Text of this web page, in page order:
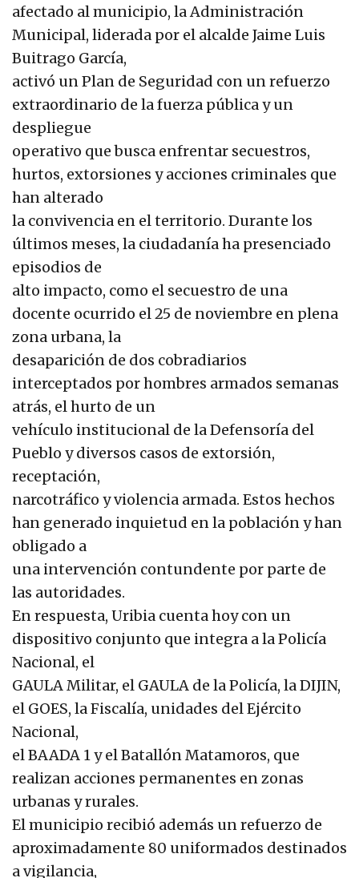
afectado al municipio, la Administración
Municipal, liderada por el alcalde Jaime Luis
Buitrago García,
activó un Plan de Seguridad con un refuerzo
extraordinario de la fuerza pública y un
despliegue
operativo que busca enfrentar secuestros,
hurtos, extorsiones y acciones criminales que
han alterado
la convivencia en el territorio. Durante los
últimos meses, la ciudadanía ha presenciado
episodios de
alto impacto, como el secuestro de una
docente ocurrido el 25 de noviembre en plena
zona urbana, la
desaparición de dos cobradiarios
interceptados por hombres armados semanas
atrás, el hurto de un
vehículo institucional de la Defensoría del
Pueblo y diversos casos de extorsión,
receptación,
narcotráfico y violencia armada. Estos hechos
han generado inquietud en la población y han
obligado a
una intervención contundente por parte de
las autoridades.
En respuesta, Uribia cuenta hoy con un
dispositivo conjunto que integra a la Policía
Nacional, el
GAULA Militar, el GAULA de la Policía, la DIJIN,
el GOES, la Fiscalía, unidades del Ejército
Nacional,
el BAADA 1 y el Batallón Matamoros, que
realizan acciones permanentes en zonas
urbanas y rurales.
El municipio recibió además un refuerzo de
aproximadamente 80 uniformados destinados
a vigilancia,